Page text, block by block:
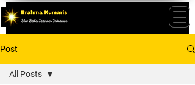
Post
All Posts